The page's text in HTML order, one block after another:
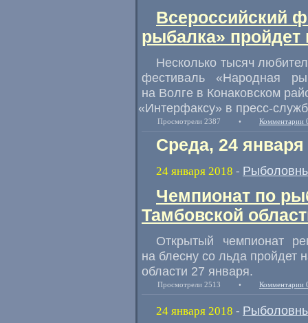
Всероссийский
рыбалка» пройдет
Несколько тысяч
фестиваль
«Народная
на Волге в Конаковском
«Интерфаксу» в пресс-
Просмотрели 2387 • Комментарии
Среда, 24 января
24 января 2018 -
Чемпионат по
Тамбовской
Открытый чемпионат
на блесну со льда пройдет
области 27 января.
Просмотрели 2513 • Комментарии
24 января 2018 -